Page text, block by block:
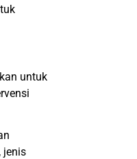
untuk
jenis